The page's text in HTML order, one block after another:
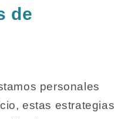
de
personales
, estas estrategias